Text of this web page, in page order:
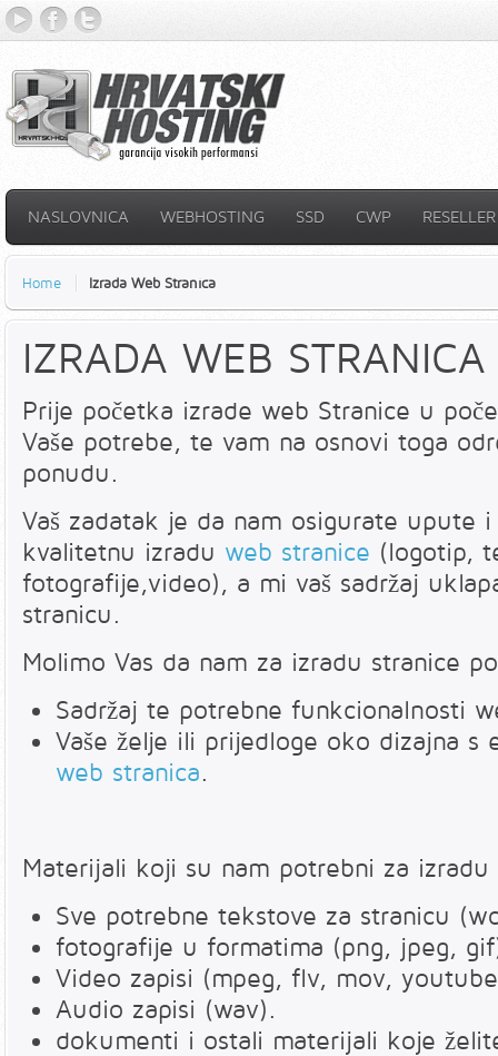
YouTubeFacebook
NASLOVNICA WEBHOSTING SSD CWP RESELLER
Home Izrada Web Stranica
IZRADA WEB STRANICA
Prije početka izrade web Stranice u
Vaše potrebe, te vam na osnovi toga
ponudu.
Vaš zadatak je da nam osigurate upute
kvalitetnu izradu web stranice (logotip,
fotografije,video), a mi vaš sadržaj
stranicu.
Molimo Vas da nam za izradu stranice
Sadržaj te potrebne funkcionalnosti
Vaše želje ili prijedloge oko dizajna s
web stranica.
Materijali koji su nam potrebni za izradu
Sve potrebne tekstove za stranicu
fotografije u formatima (png, jpeg,
Video zapisi (mpeg, flv, mov,
Audio zapisi (wav).
dokumenti i ostali materijali koje